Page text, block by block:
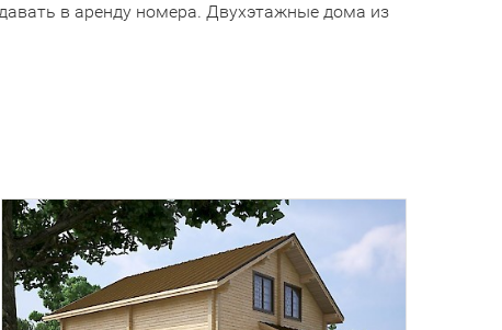
в аренду номера. Двухэтажные дома из